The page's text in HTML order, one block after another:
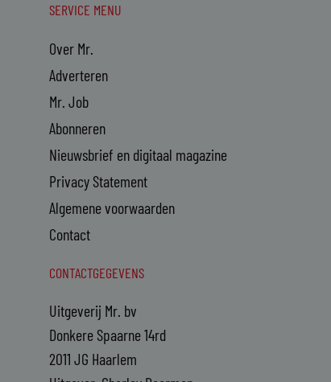
SERVICE MENU
Over Mr.
Adverteren
Mr. Job
Abonneren
Nieuwsbrief en digitaal magazine
Privacy Statement
Algemene voorwaarden
Contact
CONTACTGEGEVENS
Uitgeverij Mr. bv
Donkere Spaarne 14rd
2011 JG Haarlem